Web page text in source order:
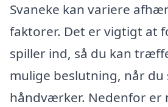
Svaneke kan variere
faktorer. Det er vigtigt at
spiller ind, så du kan
mulige beslutning, når du
håndværker. Nedenfor er